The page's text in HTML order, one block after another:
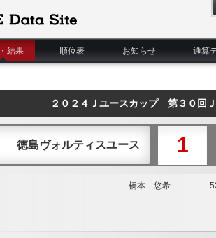
結果 順位表 お知らせ 通算
２０２４Ｊユースカップ 第３０回
徳島ヴォルティスユース 1
橋本 悠希